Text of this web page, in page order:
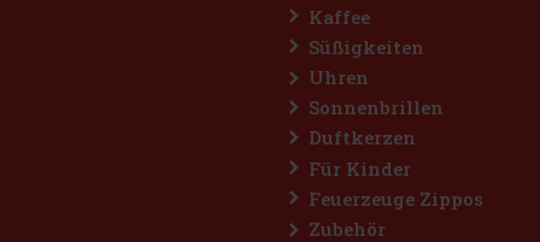
Kaffee
Süßigkeiten
Uhren
Sonnenbrillen
Duftkerzen
Für Kinder
Feuerzeuge Zippos
Zubehör